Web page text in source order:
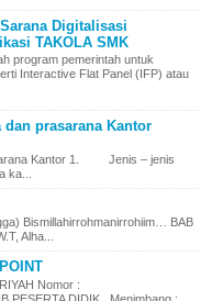
Digitalisasi
TAKOLA SMK
program pemerintah untuk
Interactive Flat Panel (IFP) atau
dan prasarana Kantor
Kantor 1. Jenis – jenis
ka...
Bismillahirrohmanirrohiim… BAB
Alha...
Nomor :